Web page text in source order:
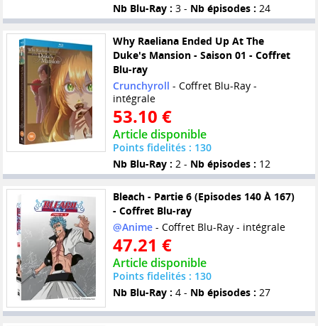
Nb Blu-Ray : 3 - Nb épisodes : 24
Why Raeliana Ended Up At The
Duke's Mansion - Saison 01 - Coffret
Blu-ray
Crunchyroll - Coffret Blu-Ray -
intégrale
53.10 €
Article disponible
Points fidelités : 130
Nb Blu-Ray : 2 - Nb épisodes : 12
Bleach - Partie 6 (Episodes 140 À 167)
- Coffret Blu-ray
@Anime- Coffret Blu-Ray - intégrale
47.21 €
Article disponible
Points fidelités : 130
Nb Blu-Ray : 4 - Nb épisodes : 27